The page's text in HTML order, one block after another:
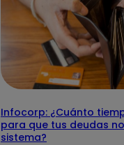
Infocorp: ¿Cuánto
para que tus deudas no
sistema?